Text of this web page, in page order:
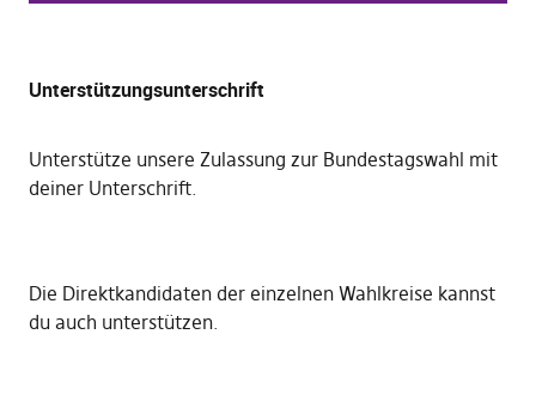
Unterstützungsunterschrift
Unterstütze unsere Zulassung zur Bundestagswahl mit
deiner Unterschrift.
Die Direktkandidaten der einzelnen Wahlkreise kannst
du auch unterstützen.